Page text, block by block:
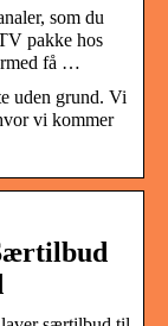
som du
pakke hos
få …
uden grund. Vi
vi kommer